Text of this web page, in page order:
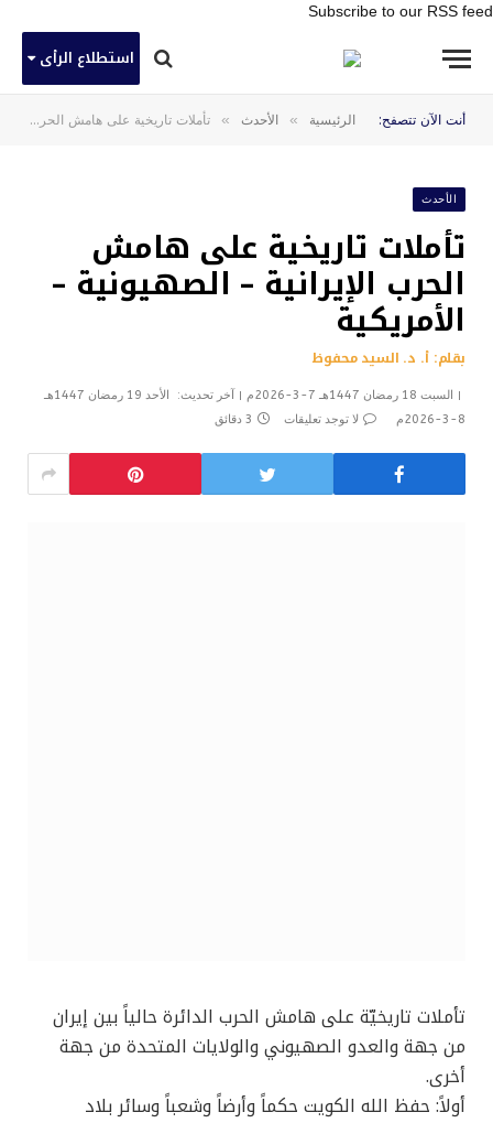
Subscribe to our RSS feed
استطلاع الرأى
أنت الآن تتصفح: الرئيسية » الأحدث » تأملات تاريخية على هامش الحرب الإيرانية – الصهيونية – الأمريكية
الأحدث
تأملات تاريخية على هامش
الحرب الإيرانية – الصهيونية –
الأمريكية
بقلم: أ. د. السيد محفوظ
السبت 18 رمضان 1447هـ 7-3-2026م آخر تحديث:
الأحد 19 رمضان 1447هـ
8-3-2026م
لا توجد تعليقات 3 دقائق
تأملات تاريخيّة على هامش الحرب الدائرة حالياً بين إيران
من جهة والعدو الصهيوني والولايات المتحدة من جهة
أخرى.
أولاً: حفظ الله الكويت حكماً وأرضاً وشعباً وسائر بلاد